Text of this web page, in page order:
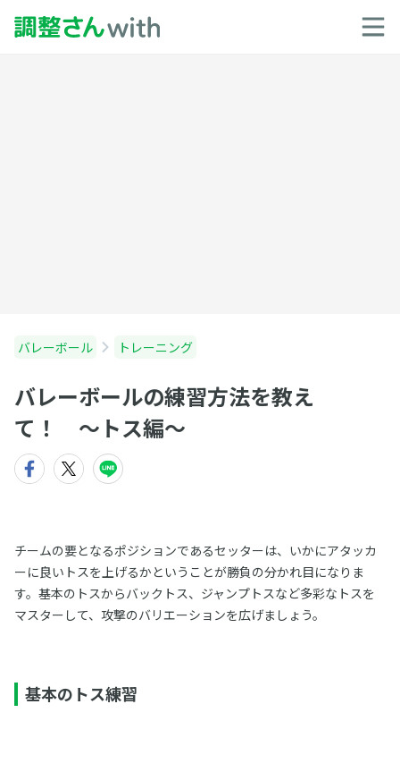
バレーボール トレーニング
バレーボールの練習方法を教え
て！ 〜トス編〜
チームの要となるポジションであるセッターは、いかにアタッカ
ーに良いトスを上げるかということが勝負の分かれ目になりま
す。基本のトスからバックトス、ジャンプトスなど多彩なトスを
マスターして、攻撃のバリエーションを広げましょう。
基本のトス練習